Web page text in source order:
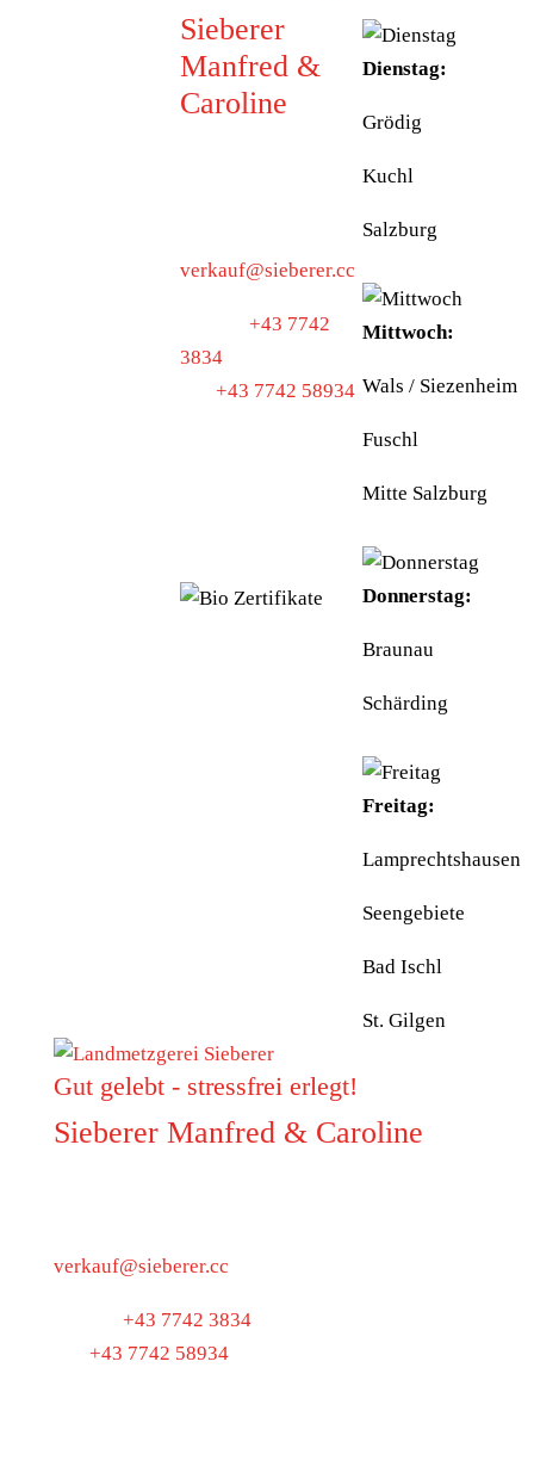
Sieberer
Manfred &
Caroline
verkauf@sieberer.cc
+43 7742
3834
+43 7742 58934
Dienstag:
Grödig
Kuchl
Salzburg
Mittwoch:
Wals / Siezenheim
Fuschl
Mitte Salzburg
Donnerstag:
Braunau
Schärding
Freitag:
Lamprechtshausen
Seengebiete
Bad Ischl
St. Gilgen
Gut gelebt - stressfrei erlegt!
Sieberer Manfred & Caroline
verkauf@sieberer.cc
+43 7742 3834
+43 7742 58934